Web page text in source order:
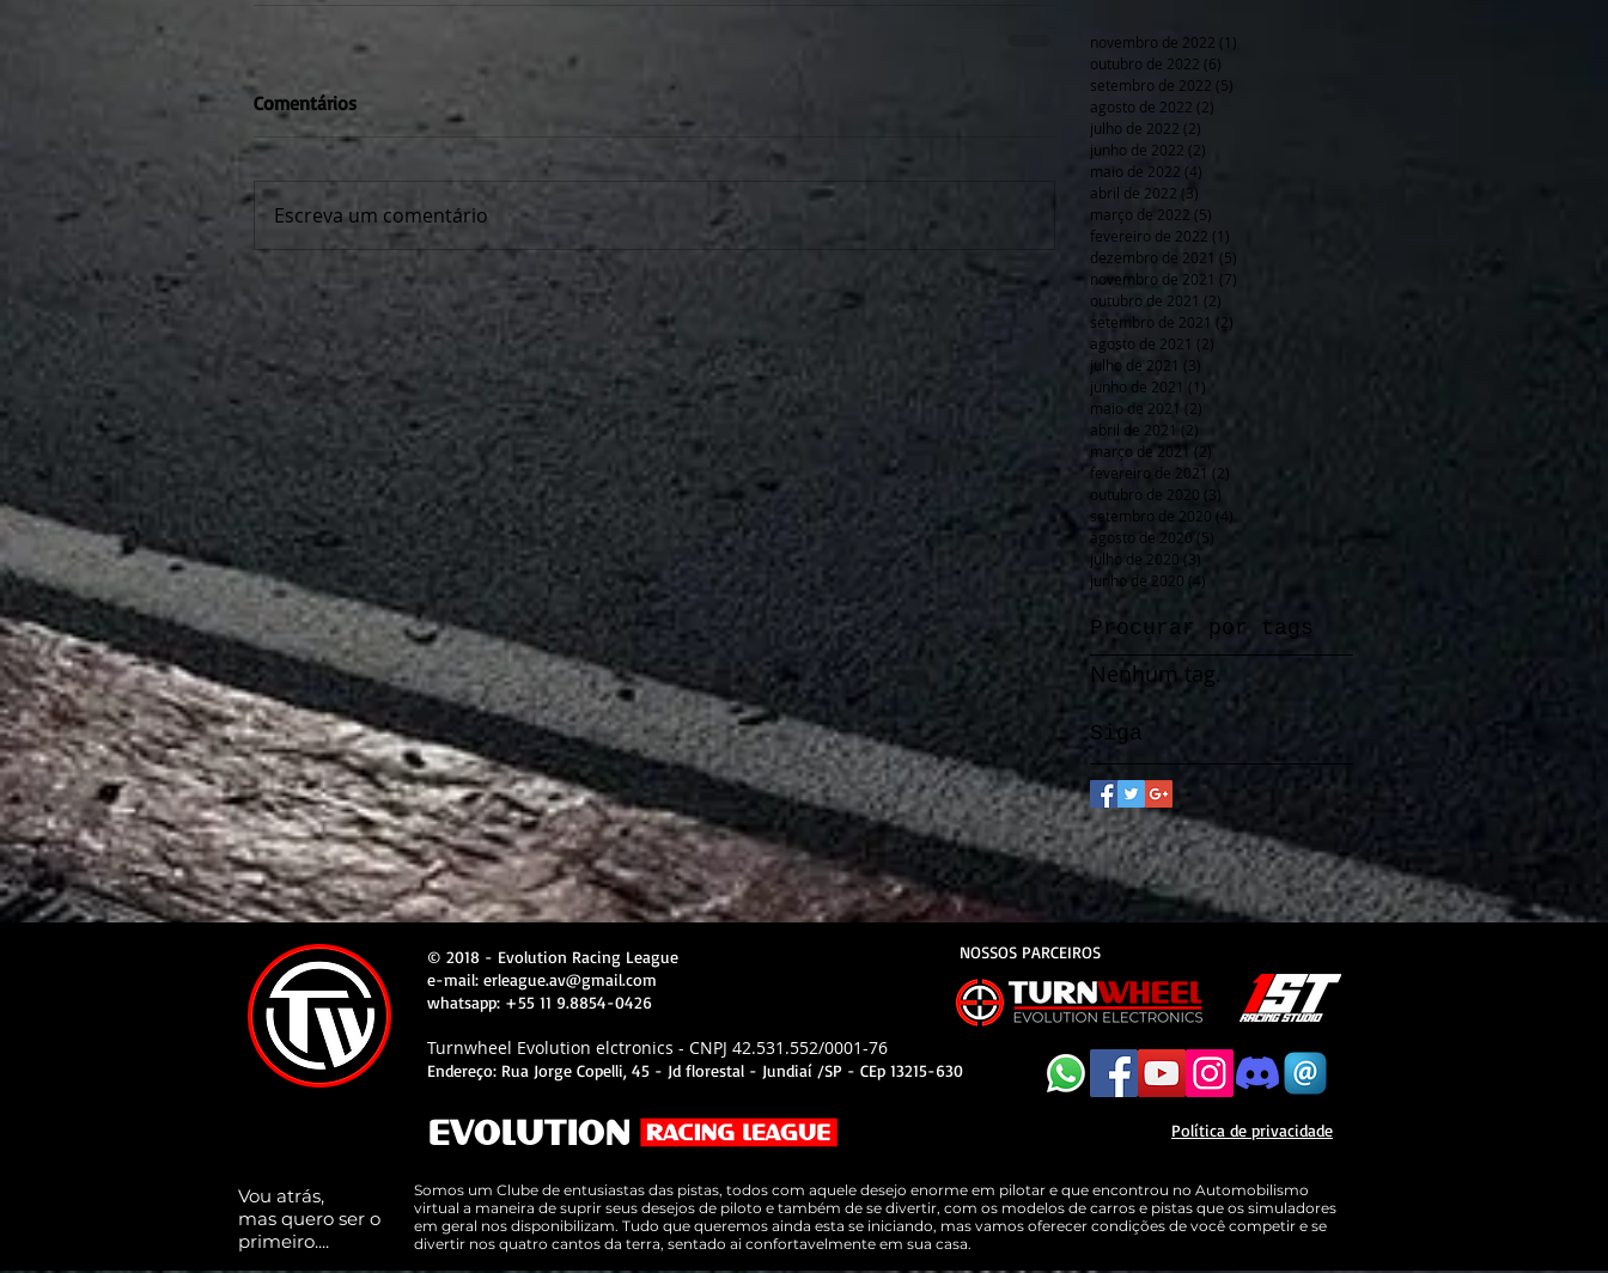
Comentários
Escreva um comentário
novembro de 2022 (1)
outubro de 2022 (6)
setembro de 2022 (5)
agosto de 2022 (2)
julho de 2022 (2)
junho de 2022 (2)
maio de 2022 (4)
abril de 2022 (3)
março de 2022 (5)
fevereiro de 2022 (1)
dezembro de 2021 (5)
novembro de 2021 (7)
outubro de 2021 (2)
setembro de 2021 (2)
agosto de 2021 (2)
julho de 2021 (3)
junho de 2021 (1)
maio de 2021 (2)
abril de 2021 (2)
março de 2021 (2)
fevereiro de 2021 (2)
outubro de 2020 (3)
setembro de 2020 (4)
agosto de 2020 (5)
julho de 2020 (3)
junho de 2020 (4)
Procurar por tags
Nenhum tag.
Siga
NOSSOS PARCEIROS
© 2018 - Evolution Racing League
e-mail: erleague.av@gmail.com
whatsapp: +55 11 9.8854-0426
Turnwheel Evolution elctronics - CNPJ 42.531.552/0001-76
Endereço: Rua Jorge Copelli, 45 - Jd florestal - Jundiaí /SP - CEp 13215-630
EVOLUTION Política de privacidade
Vou atrás,
mas quero ser o
primeiro....
Somos um Clube de entusiastas das pistas, todos com aquele desejo enorme em pilotar e que encontrou no Automobilismo
virtual a maneira de suprir seus desejos de piloto e também de se divertir, com os modelos de carros e pistas que os simuladores
em geral nos disponibilizam. Tudo que queremos ainda esta se iniciando, mas vamos oferecer condições de você competir e se
divertir nos quatro cantos da terra, sentado ai confortavelmente em sua casa.